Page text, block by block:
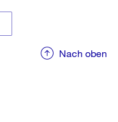
Nach oben